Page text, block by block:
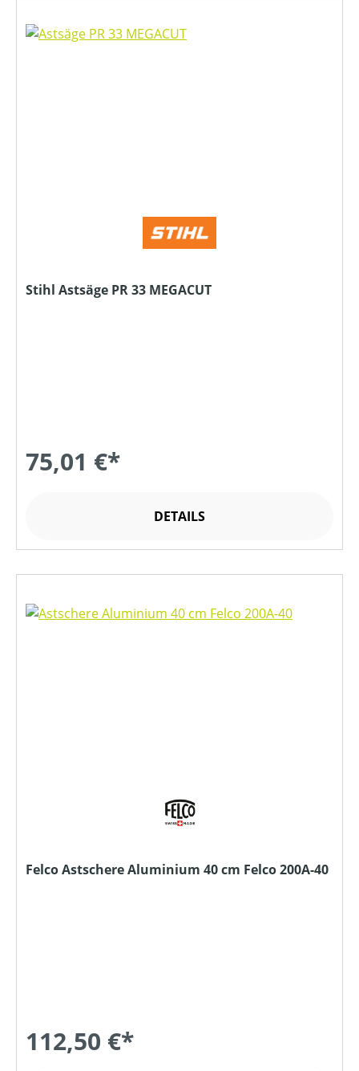
Stihl Astsäge PR 33 MEGACUT
75,01 €*
DETAILS
Felco Astschere Aluminium 40 cm Felco 200A-40
112,50 €*